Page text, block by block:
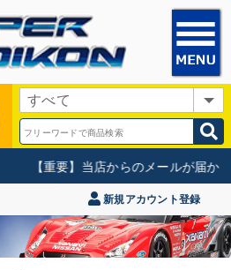
【重要】当店からのメールが届か
新規アカウント登録